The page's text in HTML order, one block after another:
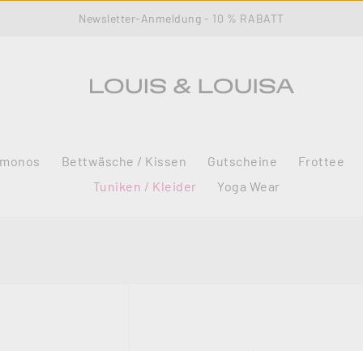
Newsletter-Anmeldung - 10 % RABATT
Bettwäsche / Kissen Gutscheine Frottee
Tuniken / Kleider
Yoga Wear